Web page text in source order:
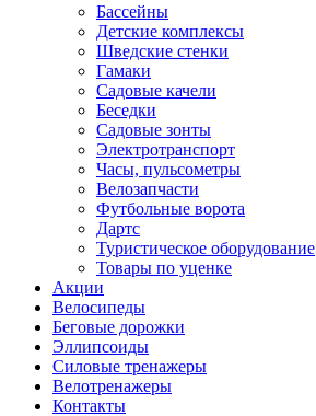
Бассейны
Детские комплексы
Шведские стенки
Гамаки
Садовые качели
Беседки
Садовые зонты
Электротранспорт
Часы, пульсометры
Велозапчасти
Футбольные ворота
Дартс
Туристическое оборудование
Товары по уценке
Акции
Велосипеды
Беговые дорожки
Эллипсоиды
Силовые тренажеры
Велотренажеры
Контакты